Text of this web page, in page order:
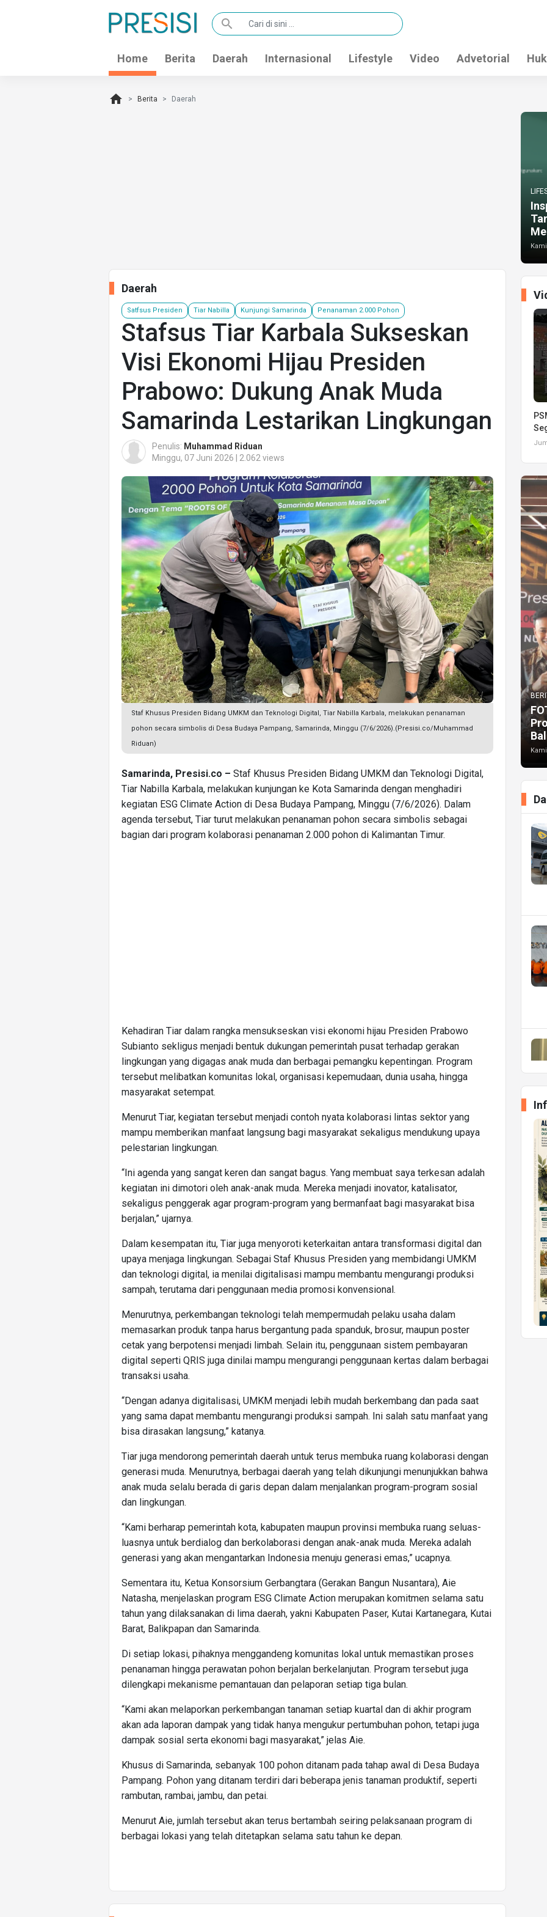
search
Home Berita Daerah Internasional Lifestyle Video Advetorial
home Berita Daerah
Daerah
Satfsus Presiden Tiar Nabilla Kunjungi Samarinda Penanaman 2.000 Pohon
Stafsus Tiar Karbala Sukseskan
Visi Ekonomi Hijau Presiden
Prabowo: Dukung Anak Muda
Samarinda Lestarikan Lingkungan
Penulis: Muhammad Riduan
Minggu, 07 Juni 2026 | 2.062 views
Staf Khusus Presiden Bidang UMKM dan Teknologi Digital, Tiar Nabilla Karbala, melakukan penanaman
pohon secara simbolis di Desa Budaya Pampang, Samarinda, Minggu (7/6/2026).(Presisi.co/Muhammad
Riduan)
Samarinda, Presisi.co – Staf Khusus Presiden Bidang UMKM dan Teknologi Digital,
Tiar Nabilla Karbala, melakukan kunjungan ke Kota Samarinda dengan menghadiri
kegiatan ESG Climate Action di Desa Budaya Pampang, Minggu (7/6/2026). Dalam
agenda tersebut, Tiar turut melakukan penanaman pohon secara simbolis sebagai
bagian dari program kolaborasi penanaman 2.000 pohon di Kalimantan Timur.
Kehadiran Tiar dalam rangka mensukseskan visi ekonomi hijau Presiden Prabowo
Subianto sekligus menjadi bentuk dukungan pemerintah pusat terhadap gerakan
lingkungan yang digagas anak muda dan berbagai pemangku kepentingan. Program
tersebut melibatkan komunitas lokal, organisasi kepemudaan, dunia usaha, hingga
masyarakat setempat.
Menurut Tiar, kegiatan tersebut menjadi contoh nyata kolaborasi lintas sektor yang
mampu memberikan manfaat langsung bagi masyarakat sekaligus mendukung upaya
pelestarian lingkungan.
“Ini agenda yang sangat keren dan sangat bagus. Yang membuat saya terkesan adalah
kegiatan ini dimotori oleh anak-anak muda. Mereka menjadi inovator, katalisator,
sekaligus penggerak agar program-program yang bermanfaat bagi masyarakat bisa
berjalan,” ujarnya.
Dalam kesempatan itu, Tiar juga menyoroti keterkaitan antara transformasi digital dan
upaya menjaga lingkungan. Sebagai Staf Khusus Presiden yang membidangi UMKM
dan teknologi digital, ia menilai digitalisasi mampu membantu mengurangi produksi
sampah, terutama dari penggunaan media promosi konvensional.
Menurutnya, perkembangan teknologi telah mempermudah pelaku usaha dalam
memasarkan produk tanpa harus bergantung pada spanduk, brosur, maupun poster
cetak yang berpotensi menjadi limbah. Selain itu, penggunaan sistem pembayaran
digital seperti QRIS juga dinilai mampu mengurangi penggunaan kertas dalam berbagai
transaksi usaha.
“Dengan adanya digitalisasi, UMKM menjadi lebih mudah berkembang dan pada saat
yang sama dapat membantu mengurangi produksi sampah. Ini salah satu manfaat yang
bisa dirasakan langsung,” katanya.
Tiar juga mendorong pemerintah daerah untuk terus membuka ruang kolaborasi dengan
generasi muda. Menurutnya, berbagai daerah yang telah dikunjungi menunjukkan bahwa
anak muda selalu berada di garis depan dalam menjalankan program-program sosial
dan lingkungan.
“Kami berharap pemerintah kota, kabupaten maupun provinsi membuka ruang seluas-
luasnya untuk berdialog dan berkolaborasi dengan anak-anak muda. Mereka adalah
generasi yang akan mengantarkan Indonesia menuju generasi emas,” ucapnya.
Sementara itu, Ketua Konsorsium Gerbangtara (Gerakan Bangun Nusantara), Aie
Natasha, menjelaskan program ESG Climate Action merupakan komitmen selama satu
tahun yang dilaksanakan di lima daerah, yakni Kabupaten Paser, Kutai Kartanegara, Kutai
Barat, Balikpapan dan Samarinda.
Di setiap lokasi, pihaknya menggandeng komunitas lokal untuk memastikan proses
penanaman hingga perawatan pohon berjalan berkelanjutan. Program tersebut juga
dilengkapi mekanisme pemantauan dan pelaporan setiap tiga bulan.
“Kami akan melaporkan perkembangan tanaman setiap kuartal dan di akhir program
akan ada laporan dampak yang tidak hanya mengukur pertumbuhan pohon, tetapi juga
dampak sosial serta ekonomi bagi masyarakat,” jelas Aie.
Khusus di Samarinda, sebanyak 100 pohon ditanam pada tahap awal di Desa Budaya
Pampang. Pohon yang ditanam terdiri dari beberapa jenis tanaman produktif, seperti
rambutan, rambai, jambu, dan petai.
Menurut Aie, jumlah tersebut akan terus bertambah seiring pelaksanaan program di
berbagai lokasi yang telah ditetapkan selama satu tahun ke depan.